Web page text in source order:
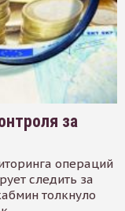
за
операций
следить за
толкнуло